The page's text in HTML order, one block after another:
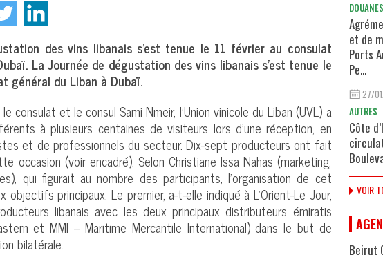
des vins libanais s’est tenue le 11 février au consulat
La Journée de dégustation des vins libanais s'est tenue le
général du Liban à Dubaï.
consulat et le consul Sami Nmeir, l'Union vinicole du Liban (UVL) a
à plusieurs centaines de visiteurs lors d'une réception, en
et de professionnels du secteur. Dix-sept producteurs ont fait
occasion (voir encadré). Selon Christiane Issa Nahas (marketing,
qui figurait au nombre des participants, l'organisation de cet
objectifs principaux. Le premier, a-t-elle indiqué à L'Orient-Le Jour,
libanais avec les deux principaux distributeurs émiratis
et MMI – Maritime Mercantile International) dans le but de
bilatérale.
DOUANES
et de
Ports
Pe...
27/
AUTRES
Côte
VOIR
Beirut